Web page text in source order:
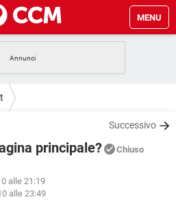
MENU
WHATSAPP
WHATSAPP
GAMING
WINDOWS 10
GAMING
Successivo
principale? Chiuso
alle 21:19
alle 23:49